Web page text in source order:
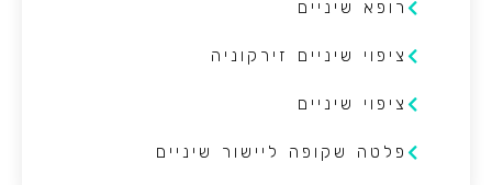
רופא שיניים
ציפוי שיניים זירקוניה
ציפוי שיניים
פלטה שקופה ליישור שיניים